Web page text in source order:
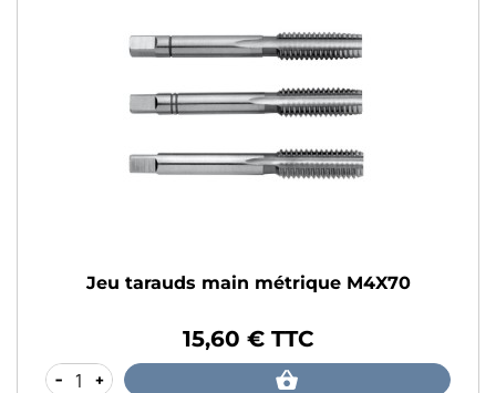
Jeu tarauds main métrique M4X70
15,60 € TTC
- +